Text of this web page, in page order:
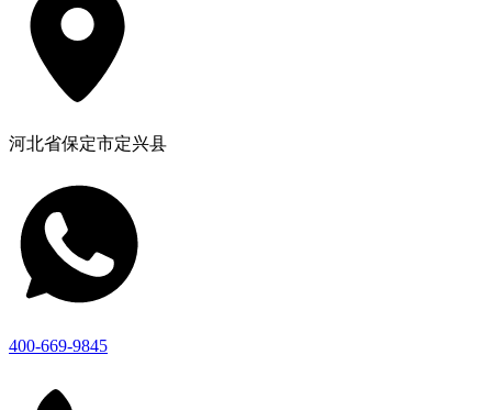
河北省保定市定兴县
400-669-9845